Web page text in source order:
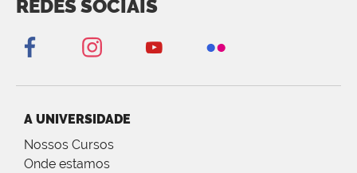
REDES SOCIAIS
A UNIVERSIDADE
Nossos Cursos
Onde estamos